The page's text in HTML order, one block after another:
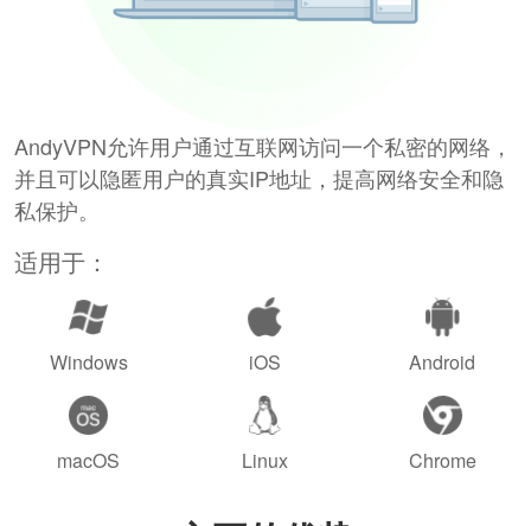
AndyVPN允许用户通过互联网访问一个私密的网络，
并且可以隐匿用户的真实IP地址，提高网络安全和隐
私保护。
适用于：
Windows iOS Android
macOS Linux Chrome